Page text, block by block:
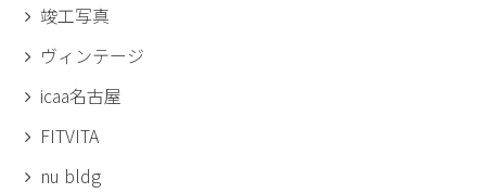
竣工写真
ヴィンテージ
icaa名古屋
FITVITA
nu bldg